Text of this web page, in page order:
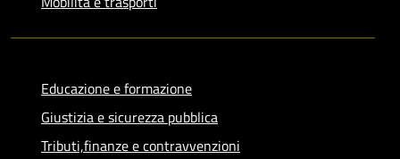
Educazione e formazione
Giustizia e sicurezza pubblica
Tributi,finanze e contravvenzioni